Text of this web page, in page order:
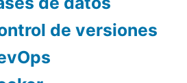
de versiones